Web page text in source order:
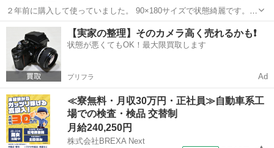
２年前に購入して使っていました。 90×180サイズで状態綺麗です。
引っ越しの為出品します。 宜しくお願い致しますm(_ _)m
滋賀 栗東市 栗東駅 カーテン、ブラインド 状態
【実家の整理】そのカメラ高く売れるかも❗️
状態が悪くてもOK！最大限買取します
プリフラ Ad
≪寮無料・月収30万円・正社員≫自動車系工
場での検査・検品 交替制
月給240,250円
株式会社BREXA Next